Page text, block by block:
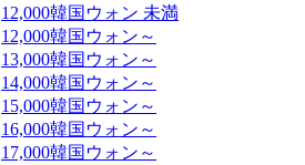
12,000韓国ウォン 未満
12,000韓国ウォン～
13,000韓国ウォン～
14,000韓国ウォン～
15,000韓国ウォン～
16,000韓国ウォン～
17,000韓国ウォン～